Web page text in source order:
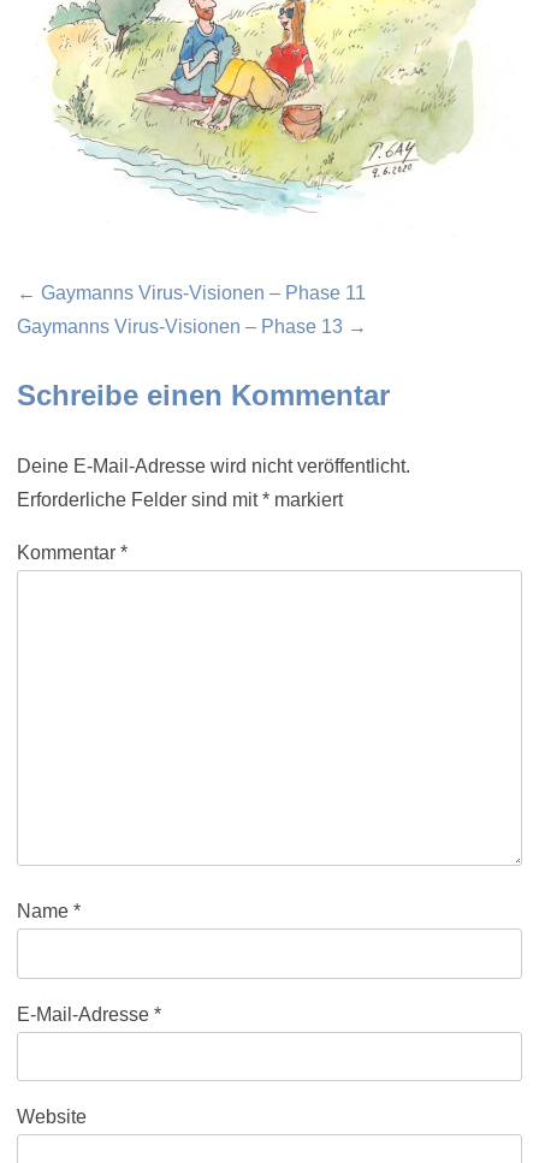
Beitragsnavigation
← Gaymanns Virus-Visionen – Phase 11
Gaymanns Virus-Visionen – Phase 13 →
Schreibe einen Kommentar
Deine E-Mail-Adresse wird nicht veröffentlicht.
Erforderliche Felder sind mit* markiert
Kommentar *
Name *
E-Mail-Adresse *
Website